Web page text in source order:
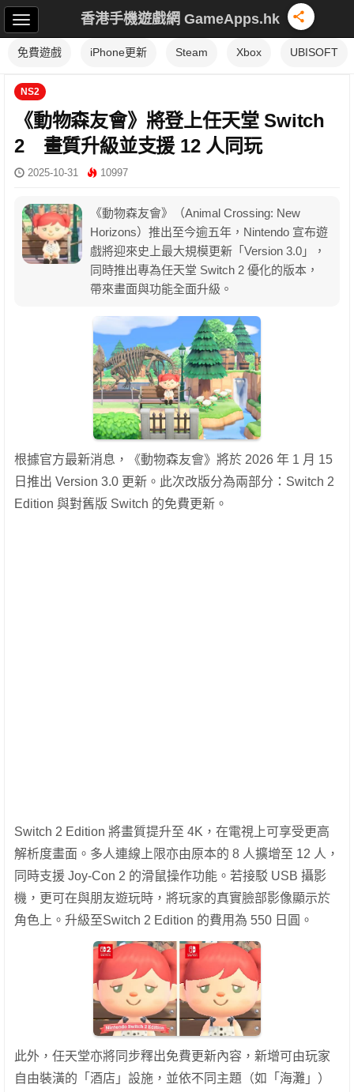
香港手機遊戲網 GameApps.hk
免費遊戲 iPhone更新 Steam Xbox UBISOFT
NS2
《動物森友會》將登上任天堂 Switch
2 畫質升級並支援 12 人同玩
2025-10-31 10997
《動物森友會》（Animal Crossing: New
Horizons）推出至今逾五年，Nintendo 宣布遊
戲將迎來史上最大規模更新「Version 3.0」，
同時推出專為任天堂 Switch 2 優化的版本，
帶來畫面與功能全面升級。
根據官方最新消息，《動物森友會》將於 2026 年 1 月 15
日推出 Version 3.0 更新。此次改版分為兩部分：Switch 2
Edition 與對舊版 Switch 的免費更新。
Switch 2 Edition 將畫質提升至 4K，在電視上可享受更高
解析度畫面。多人連線上限亦由原本的 8 人擴增至 12 人，
同時支援 Joy-Con 2 的滑鼠操作功能。若接駁 USB 攝影
機，更可在與朋友遊玩時，將玩家的真實臉部影像顯示於
角色上。升級至Switch 2 Edition 的費用為 550 日圓。
此外，任天堂亦將同步釋出免費更新內容，新增可由玩家
自由裝潢的「酒店」設施，並依不同主題（如「海灘」）